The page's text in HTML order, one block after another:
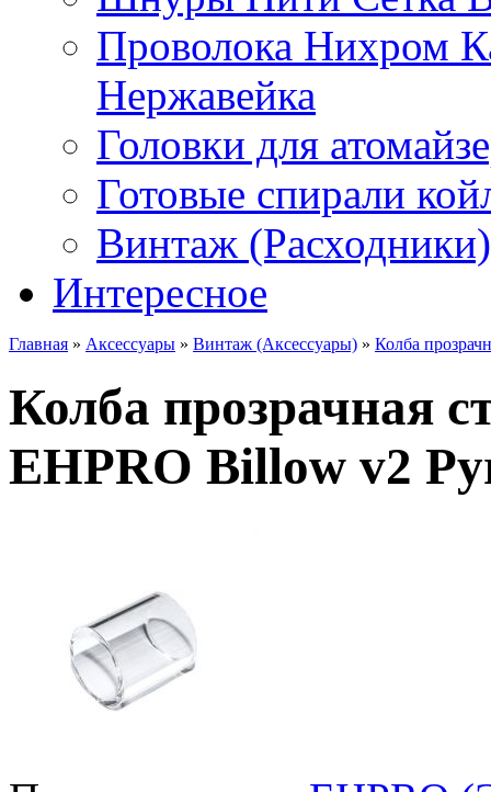
Проволока Нихром
Нержавейка
Головки для
Готовые спирали
Винтаж (Расходники)
Интересное
Главная » Аксессуары » Винтаж (Аксессуары) » Колба
Колба прозрачная
EHPRO Billow v2